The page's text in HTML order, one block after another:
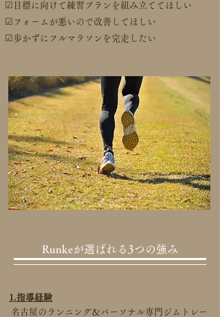
☑目標に向けて練習プランを組み立ててほしい
☑フォームが悪いので改善してほしい
☑歩かずにフルマラソンを完走したい
Runkeが選ばれる3つの強み
1.指導経験
名古屋のランニング＆パーソナル専門ジムトレー